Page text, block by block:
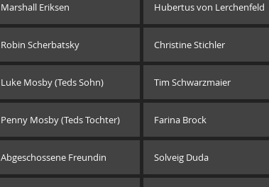
Marshall Eriksen Hubertus von Lerchenfeld
Robin Scherbatsky Christine Stichler
Luke Mosby (Teds Sohn) Tim Schwarzmaier
Penny Mosby (Teds Tochter) Farina Brock
Abgeschossene Freundin Solveig Duda